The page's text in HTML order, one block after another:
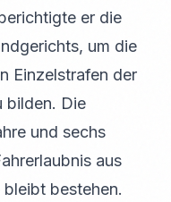
er die
um die
Einzelstrafen der
bilden. Die
und sechs
aus
bestehen.